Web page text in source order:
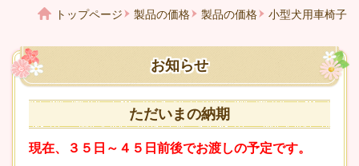
トップページ 製品の価格 製品の価格 小型犬用車椅子
お知らせ
ただいまの納期
現在、３５日～４５日前後でお渡しの予定です。